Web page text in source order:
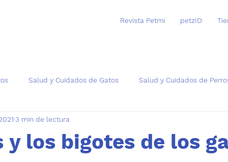
Revista Petmi petzID
Salud y Cuidados de Gatos Salud y Cuidados de
y los bigotes de los
3 min de lectura